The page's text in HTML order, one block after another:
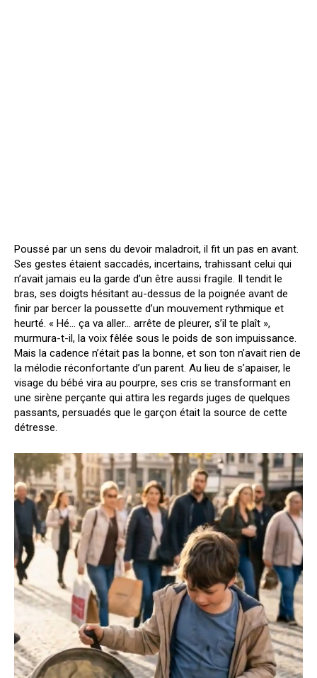
Poussé par un sens du devoir maladroit, il fit un pas en avant.
Ses gestes étaient saccadés, incertains, trahissant celui qui
n’avait jamais eu la garde d’un être aussi fragile. Il tendit le
bras, ses doigts hésitant au-dessus de la poignée avant de
finir par bercer la poussette d’un mouvement rythmique et
heurté. « Hé… ça va aller… arrête de pleurer, s’il te plaît »,
murmura-t-il, la voix fêlée sous le poids de son impuissance.
Mais la cadence n’était pas la bonne, et son ton n’avait rien de
la mélodie réconfortante d’un parent. Au lieu de s’apaiser, le
visage du bébé vira au pourpre, ses cris se transformant en
une sirène perçante qui attira les regards juges de quelques
passants, persuadés que le garçon était la source de cette
détresse.